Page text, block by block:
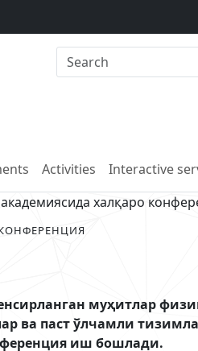
Activities Interactive
халқаро
муҳитлар
ва паст ўлчамли
иш бошлади.